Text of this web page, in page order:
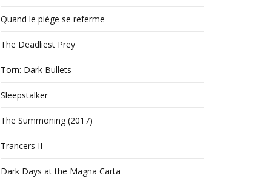
Quand le piège se referme
The Deadliest Prey
Torn: Dark Bullets
Sleepstalker
The Summoning (2017)
Trancers II
Dark Days at the Magna Carta